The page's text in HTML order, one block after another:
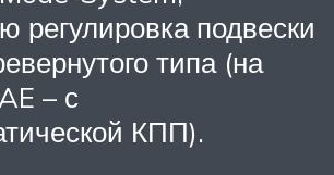
регулировка подвески
типа (на
– с
КПП).